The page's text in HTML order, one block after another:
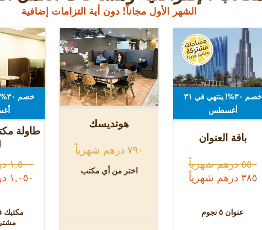
الشهر الأول مجاناً! دون أية التزامات إضافية
خصم ٣٠%! ينتهي في ٣۱
أغسطس
باقة العنوان
٥٥٠ درهم شهرياً
٣٨٥ درهم شهرياً
عنوان ٥ نجوم
هوتديسك
٧٩٠ درهم شهرياً
اختر من أي مكتب
طاولة
١,٥٠٠ درهم شهرياً
١,٠٥٠ درهم شهرياً